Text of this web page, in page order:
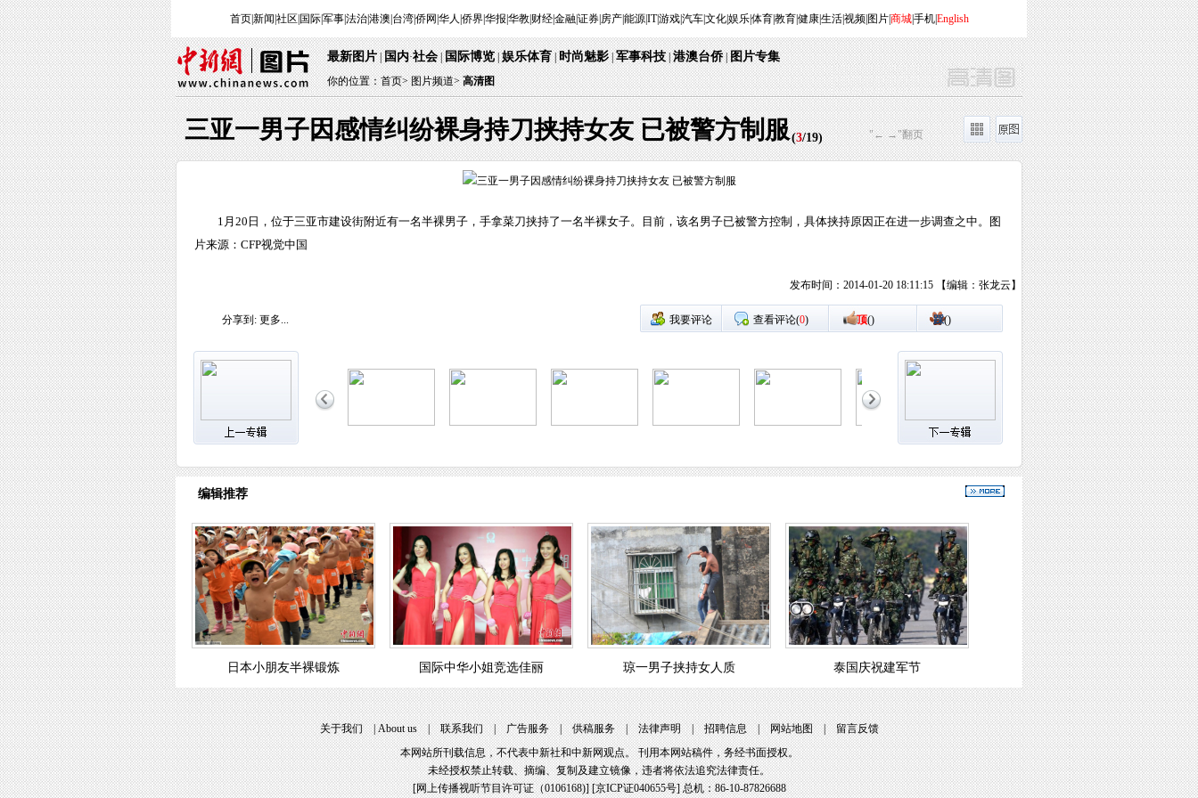
首页|新闻 社区 国际|军事|法治|港澳 台湾|侨网 华人 侨界|华报 华教| 财经|金融|证券| 房产|能源|IT|游戏|汽车|文化|娱乐|体育|教育|健康|生活|视频| 图片|商城|手机|English
最新图片|国内·社会|国际博览|娱乐体育|时尚魅影|军事科技|港澳台侨|图片专集
你的位置：首页>图片频道> 高清图
三亚一男子因感情纠纷裸身持刀挟持女友 已被警方制服(3/19) "← →"翻页
1月20日，位于三亚市建设街附近有一名半裸男子，手拿菜刀挟持了一名半裸女子。目前，该名男子已被警方控制，具体挟持原因正在进一步调查之中。图
片来源：CFP视觉中国
发布时间：2014-01-20 18:11:15 【编辑：张龙云】
分享到: 更多... 我要评论 查看评论(0) 顶() 踩()
编辑推荐
日本小朋友半裸锻炼 国际中华小姐竞选佳丽 琼一男子挟持女人质 泰国庆祝建军节
关于我们|About us|联系我们|广告服务|供稿服务|法律声明|招聘信息|网站地图 |留言反馈
本网站所刊载信息，不代表中新社和中新网观点。 刊用本网站稿件，务经书面授权。
未经授权禁止转载、摘编、复制及建立镜像，违者将依法追究法律责任。
[网上传播视听节目许可证（0106168)] [京ICP证040655号] 总机：86-10-87826688